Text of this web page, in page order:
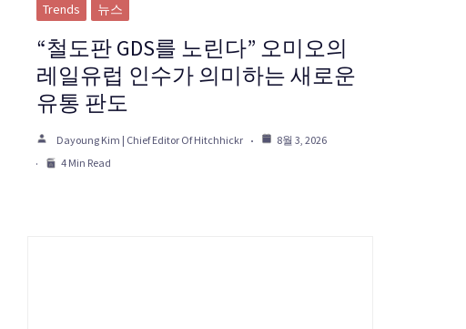
Trends 뉴스
“철도판 GDS를 노린다” 오미오의
레일유럽 인수가 의미하는 새로운
유통 판도
Dayoung Kim | Chief Editor Of Hitchhickr
8월 3, 2026
4 Min Read